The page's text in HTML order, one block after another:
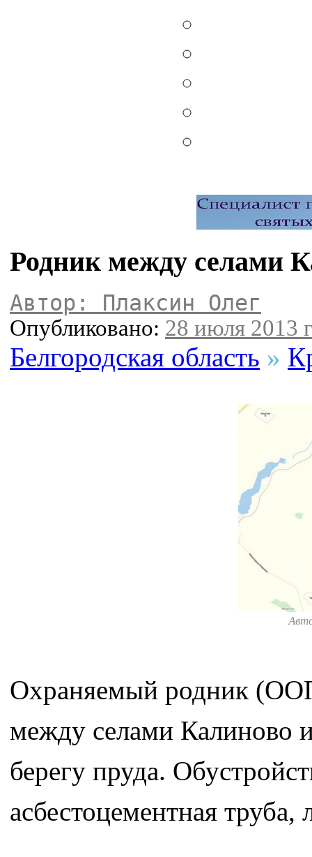
Родник между селами
Автор: Плаксин Олег
Опубликовано: 28 июля 2013
Белгородская область »
Охраняемый родник
между селами Калиново
берегу пруда.
асбестоцементная